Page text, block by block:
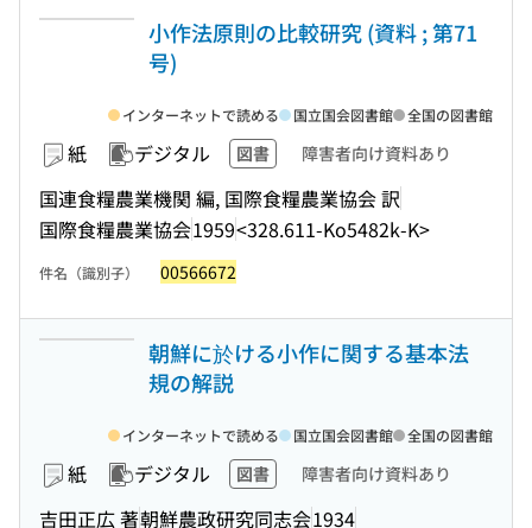
小作法原則の比較研究 (資料 ; 第71
号)
紙 デジタル 図書 障害者向け資料あり
国連食糧農業機関 編, 国際食糧農業協会 訳
国際食糧農業協会1959<328.611-Ko5482k-K>
インターネットで読める 国立国会図書館 全国の図書館
件名（識別子） 00566672
朝鮮に於ける小作に関する基本法
規の解説
紙 デジタル 図書 障害者向け資料あり
吉田正広 著朝鮮農政研究同志会1934
インターネットで読める 国立国会図書館 全国の図書館